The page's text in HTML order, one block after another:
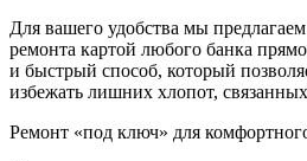
Для вашего удобства мы
ремонта картой любого банка
и быстрый способ, который
избежать лишних хлопот,
Ремонт «под ключ» для